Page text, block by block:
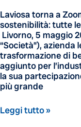
Laviosa torna a
sostenibilità: tutte
Livorno, 5 maggio
“Società”), azienda
trasformazione di
aggiunto per
la sua
più grande
dall’universo
Pet
Care
Leggi tutto »